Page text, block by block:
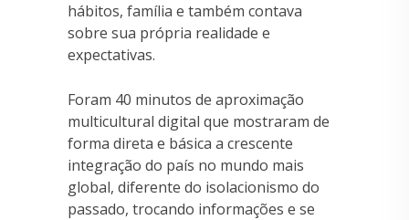
hábitos, família e também contava
sobre sua própria realidade e
expectativas.
Foram 40 minutos de aproximação
multicultural digital que mostraram de
forma direta e básica a crescente
integração do país no mundo mais
global, diferente do isolacionismo do
passado, trocando informações e se